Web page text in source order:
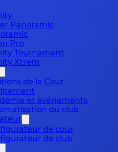
Panoramic
Pro
Tournament
Xtrem
de la Cour
et événements
du club
de cour
de club